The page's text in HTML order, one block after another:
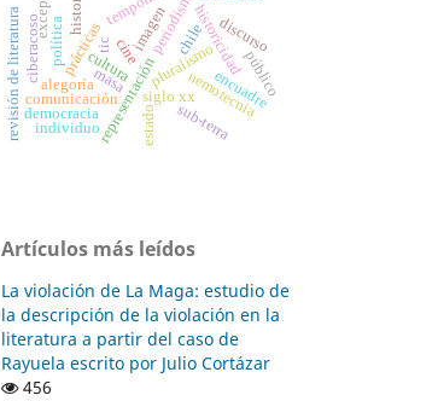
periodismo
pluralismohistoricidad
prácticascultura
discurso
representación
alegoría
política chile
siglo xx
cine
historia
nemotecnia
sub-terra
comunicación
imagen
tic
democracia estado
ciberacoso
revisión de literatura público
masa encuadre
individuo
Artículos más leídos
La violación de La Maga: estudio de
la descripción de la violación en la
literatura a partir del caso de
Rayuela escrito por Julio Cortázar
456